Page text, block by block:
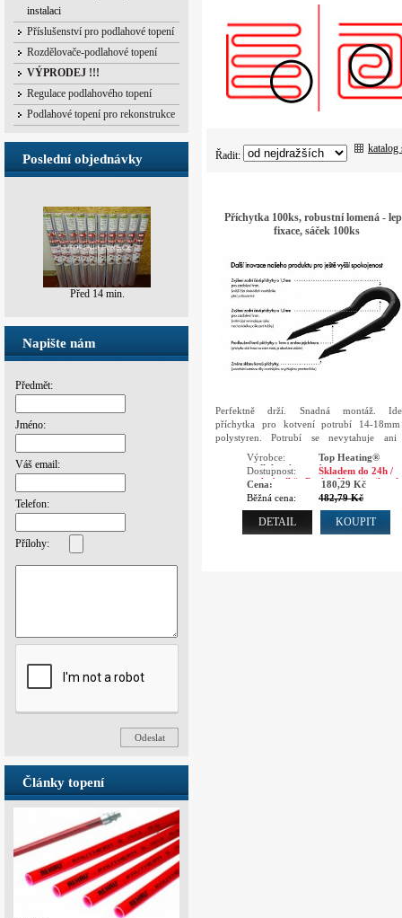
instalaci
Příslušenství pro podlahové topení
Rozdělovače-podlahové topení
VÝPRODEJ !!!
Regulace podlahového topení
Podlahové topení pro rekonstrukce
Poslední objednávky
Před 14 min.
Před 1 dnem
Napište nám
Předmět:
Jméno:
Váš email:
Telefon:
Přílohy:
Články topení
Řadit:
katalog
Příchytka 100ks, robustní lomená -
fixace, sáček 100ks
Perfektně drží. Snadná montáž.
příchytka pro kotvení potrubí 14-
polystyren. Potrubí se nevytahuje
Výrobce:
Top Heating®
podlahové topení
Dostupnost:
Skladem do 24h /
osobní odběr Praha, Hranice ihned
Cena:
180,29 Kč
Běžná cena:
482,79 Kč
KOUPIT
DETAIL